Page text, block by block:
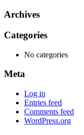
Archives
Categories
No categories
Meta
Log in
Entries feed
Comments feed
WordPress.org